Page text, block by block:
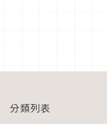
分類列表